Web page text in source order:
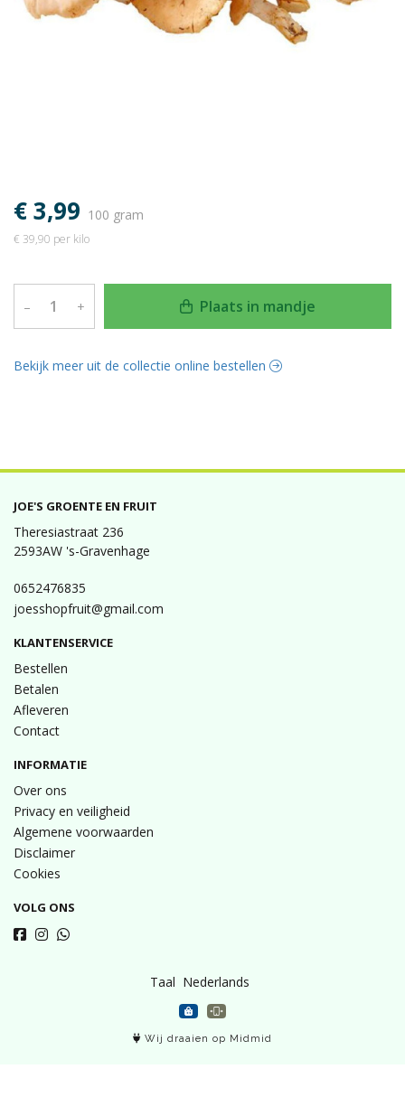
€ 3,99 100 gram
€ 39,90 per kilo
– + Plaats in mandje
Bekijk meer uit de collectie online bestellen
JOE'S GROENTE EN FRUIT
Theresiastraat 236
2593AW 's-Gravenhage
0652476835
joesshopfruit@gmail.com
KLANTENSERVICE
Bestellen
Betalen
Afleveren
Contact
INFORMATIE
Over ons
Privacy en veiligheid
Algemene voorwaarden
Disclaimer
Cookies
VOLG ONS
Taal
Wij draaien op Midmid